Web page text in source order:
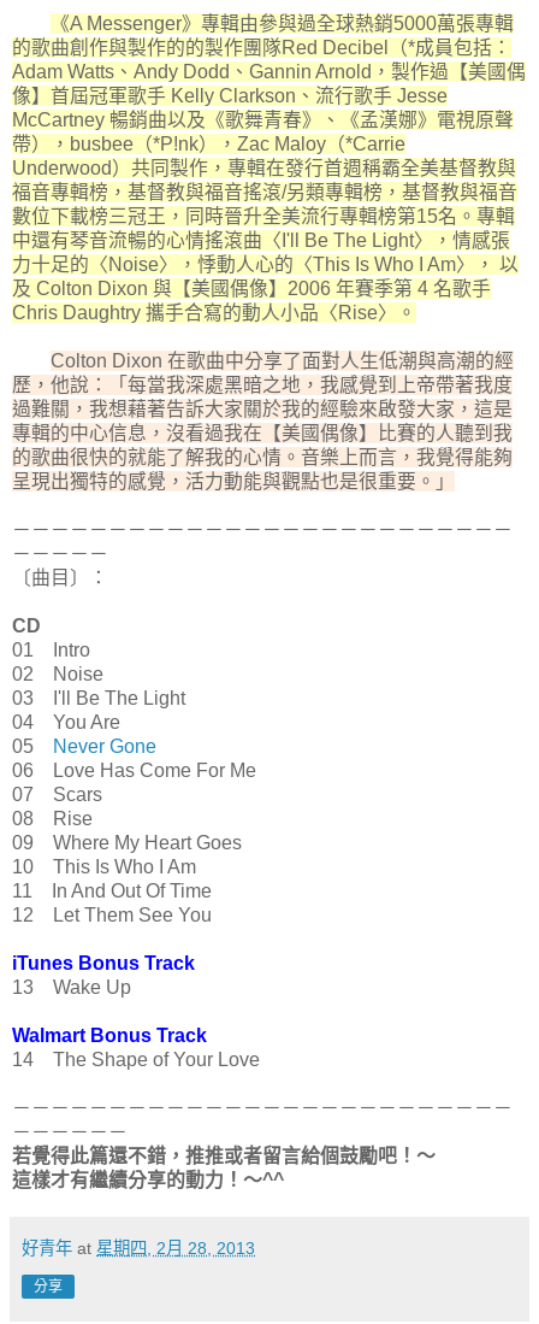
《A Messenger》專輯由參與過全球熱銷5000萬張專輯
的歌曲創作與製作的的製作團隊Red Decibel（*成員包括：
Adam Watts、Andy Dodd、Gannin Arnold，製作過【美國偶
像】首屆冠軍歌手 Kelly Clarkson、流行歌手 Jesse
McCartney 暢銷曲以及《歌舞青春》、《孟漢娜》電視原聲
帶），busbee（*P!nk），Zac Maloy（*Carrie
Underwood）共同製作，專輯在發行首週稱霸全美基督教與
福音專輯榜，基督教與福音搖滾/另類專輯榜，基督教與福音
數位下載榜三冠王，同時晉升全美流行專輯榜第15名。專輯
中還有琴音流暢的心情搖滾曲〈I'll Be The Light〉，情感張
力十足的〈Noise〉，悸動人心的〈This Is Who I Am〉， 以
及 Colton Dixon 與【美國偶像】2006 年賽季第 4 名歌手
Chris Daughtry 攜手合寫的動人小品〈Rise〉。
Colton Dixon 在歌曲中分享了面對人生低潮與高潮的經
歷，他說：「每當我深處黑暗之地，我感覺到上帝帶著我度
過難關，我想藉著告訴大家關於我的經驗來啟發大家，這是
專輯的中心信息，沒看過我在【美國偶像】比賽的人聽到我
的歌曲很快的就能了解我的心情。音樂上而言，我覺得能夠
呈現出獨特的感覺，活力動能與觀點也是很重要。」
－－－－－－－－－－－－－－－－－－－－－－－－－－
－－－－－
〔曲目〕：
CD
01 Intro
02 Noise
03 I'll Be The Light
04 You Are
05
Never Gone
06 Love Has Come For Me
07 Scars
08 Rise
09 Where My Heart Goes
10 This Is Who I Am
11 In And Out Of Time
12 Let Them See You
iTunes Bonus Track
13 Wake Up
Walmart Bonus Track
14 The Shape of Your Love
－－－－－－－－－－－－－－－－－－－－－－－－－－
－－－－－－
若覺得此篇還不錯，推推或者留言給個鼓勵吧！～
這樣才有繼續分享的動力！～^^
好青年 at 星期四, 2月 28, 2013
分享